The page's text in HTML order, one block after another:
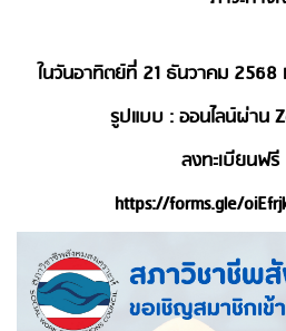
ในวันอาทิตย์ที่ 21 ธันวาคม 2568
รูปแบบ : ออนไลน์ผ่าน
ลงทะเบียนฟ
https://forms.gle/